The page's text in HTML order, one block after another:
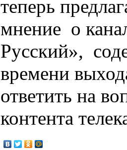
теперь
мнение о
Русский»,
времени
ответить на
контента